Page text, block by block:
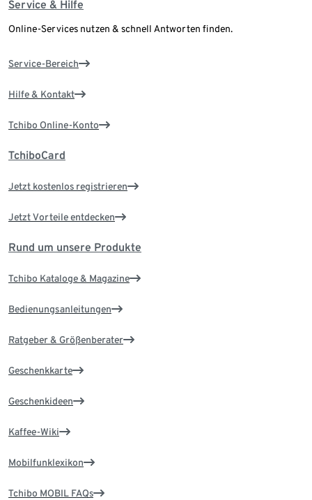
Service & Hilfe
Online-Services nutzen & schnell Antworten finden.
Service-Bereich
Hilfe & Kontakt
Tchibo Online-Konto
TchiboCard
Jetzt kostenlos registrieren
Jetzt Vorteile entdecken
Rund um unsere Produkte
Tchibo Kataloge & Magazine
Bedienungsanleitungen
Ratgeber & Größenberater
Geschenkkarte
Geschenkideen
Kaffee-Wiki
Mobilfunklexikon
Tchibo MOBIL FAQs